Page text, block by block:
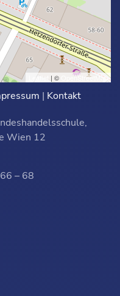
Leaflet | © OpenStreetMap
| Kontakt
Wien 12
– 68